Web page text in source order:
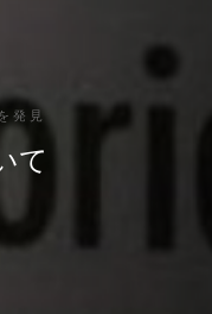
発見
て